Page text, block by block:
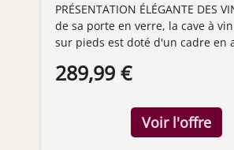
Pose Libre, Porte
Silencieux, 5–18 °C,
Cadre Inox
PRÉSENTATION ÉLÉGANTE DES
de sa porte en verre, la cave à
sur pieds est doté d'un cadre en
un espace pour la conservation du
PRÉSENTEZ VOTRE COLLECTION :
vin peuvent contenir jusqu'à 12
2 clayettes amovibles en métal
289,99 €